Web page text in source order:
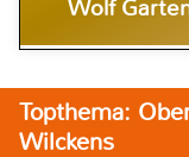
Wolf
Topthema:
Wilckens